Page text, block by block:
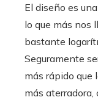
El diseño es
lo que más nos
bastante
Seguramente
más rápido que
más aterradora,